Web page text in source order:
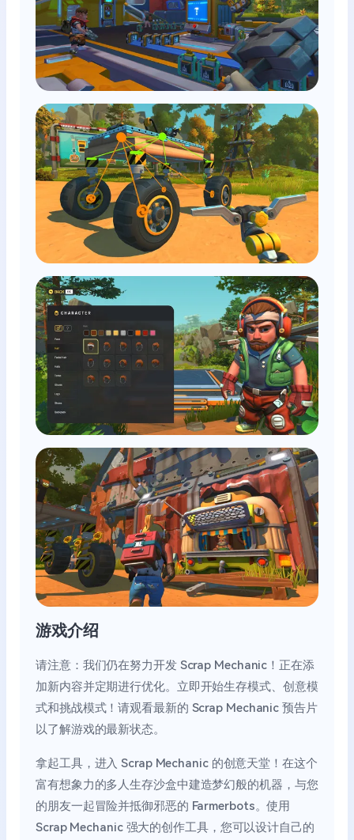
游戏介绍
请注意：我们仍在努力开发 Scrap Mechanic！正在添
加新内容并定期进行优化。立即开始生存模式、创意模
式和挑战模式！请观看最新的 Scrap Mechanic 预告片
以了解游戏的最新状态。
拿起工具，进入 Scrap Mechanic 的创意天堂！在这个
富有想象力的多人生存沙盒中建造梦幻般的机器，与您
的朋友一起冒险并抵御邪恶的 Farmerbots。使用
Scrap Mechanic 强大的创作工具，您可以设计自己的